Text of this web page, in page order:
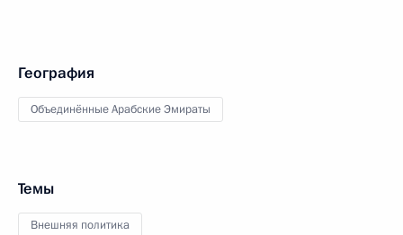
География
Объединённые Арабские Эмираты
Темы
Внешняя политика